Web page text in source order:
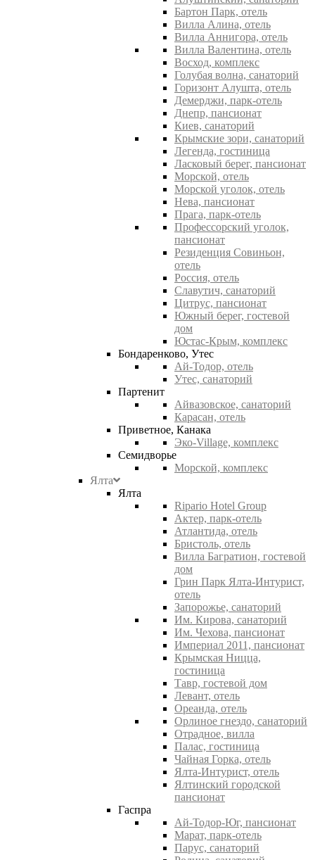
Бартон Парк, отель
Вилла Алина, отель
Вилла Аннигора, отель
Вилла Валентина, отель
Восход, комплекс
Голубая волна, санаторий
Горизонт Алушта, отель
Демерджи, парк-отель
Днепр, пансионат
Киев, санаторий
Крымские зори, санаторий
Легенда, гостиница
Ласковый берег, пансионат
Морской, отель
Морской уголок, отель
Нева, пансионат
Прага, парк-отель
Профессорский уголок,
пансионат
Резиденция Совиньон,
отель
Россия, отель
Славутич, санаторий
Цитрус, пансионат
Южный берег, гостевой
дом
Юстас-Крым, комплекс
Бондаренково, Утес
Ай-Тодор, отель
Утес, санаторий
Партенит
Айвазовское, санаторий
Карасан, отель
Приветное, Канака
Эко-Village, комплекс
Семидворье
Морской, комплекс
Ялта
Ялта
Ripario Hotel Group
Актер, парк-отель
Атлантида, отель
Бристоль, отель
Вилла Багратион, гостевой
дом
Грин Парк Ялта-Интурист,
отель
Запорожье, санаторий
Им. Кирова, санаторий
Им. Чехова, пансионат
Империал 2011, пансионат
Крымская Ницца,
гостиница
Тавр, гостевой дом
Левант, отель
Ореанда, отель
Орлиное гнездо, санаторий
Отрадное, вилла
Палас, гостиница
Чайная Горка, отель
Ялта-Интурист, отель
Ялтинский городской
пансионат
Гаспра
Ай-Тодор-Юг, пансионат
Марат, парк-отель
Парус, санаторий